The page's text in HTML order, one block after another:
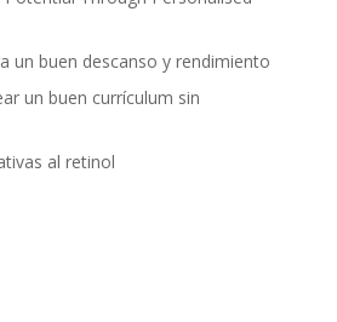
un buen descanso y rendimiento
un buen currículum sin
al retinol